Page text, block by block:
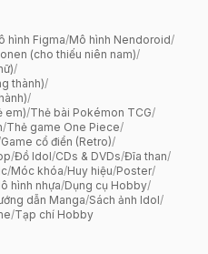
hình Figma/Mô hình Nendoroid/
(cho thiếu niên nam)/
/
thành)/
/
em)/Thẻ bài Pokémon TCG/
/Thẻ game One Piece/
Game cổ điển (Retro)/
/Đồ Idol/CDs & DVDs/Đĩa than/
/Móc khóa/Huy hiệu/Poster/
hình nhựa/Dụng cụ Hobby/
dẫn Manga/Sách ảnh Idol/
/Tạp chí Hobby